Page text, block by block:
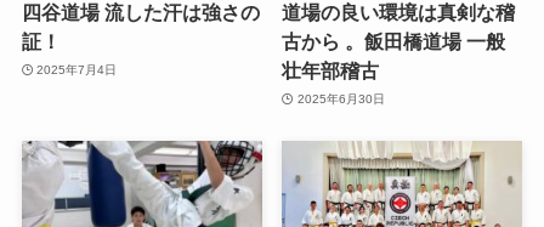
四谷道場 流した汗は強さの
証！
2025年7月4日
道場の良い環境は真剣な稽
古から 。飯田橋道場 一般
壮年部稽古
2025年6月30日